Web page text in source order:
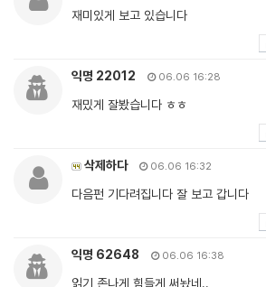
재미있게 보고 있습니다
익명 22012 06.06 16:28
재밌게 잘봤습니다 ㅎㅎ
삭제하다 06.06 16:32
다음펀 기다려집니다 잘 보고 갑니다
익명 62648 06.06 16:38
읽기 존나게 힘들게 써놨네..